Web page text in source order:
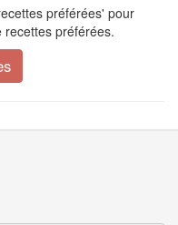
préférées' pour
préférées.